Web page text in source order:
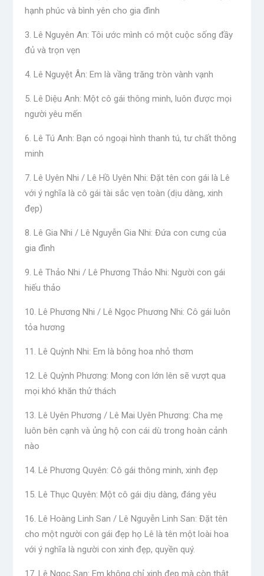
hạnh phúc và bình yên cho gia đình
3. Lê Nguyên An: Tôi ước mình có một cuộc sống đầy
đủ và trọn vẹn
4. Lê Nguyệt Ân: Em là vầng trăng tròn vành vạnh
5. Lê Diệu Anh: Một cô gái thông minh, luôn được mọi
người yêu mến
6. Lê Tú Anh: Bạn có ngoại hình thanh tú, tư chất thông
minh
7. Lê Uyên Nhi / Lê Hồ Uyên Nhi: Đặt tên con gái là Lê
với ý nghĩa là cô gái tài sắc vẹn toàn (dịu dàng, xinh
đẹp)
8. Lê Gia Nhi / Lê Nguyễn Gia Nhi: Đứa con cưng của
gia đình
9. Lê Thảo Nhi / Lê Phương Thảo Nhi: Người con gái
hiếu thảo
10. Lê Phương Nhi / Lê Ngọc Phương Nhi: Cô gái luôn
tỏa hương
11. Lê Quỳnh Nhi: Em là bông hoa nhỏ thơm
12. Lê Quỳnh Phương: Mong con lớn lên sẽ vượt qua
mọi khó khăn thử thách
13. Lê Uyên Phương / Lê Mai Uyên Phương: Cha mẹ
luôn bên cạnh và ủng hộ con cái dù trong hoàn cảnh
nào
14. Lê Phương Quyên: Cô gái thông minh, xinh đẹp
15. Lê Thục Quyên: Một cô gái dịu dàng, đáng yêu
16. Lê Hoàng Linh San / Lê Nguyễn Linh San: Đặt tên
cho một người con gái đẹp họ Lê là tên một loài hoa
với ý nghĩa là người con xinh đẹp, quyền quý.
17. Lê Ngọc San: Em không chỉ xinh đẹp mà còn thật